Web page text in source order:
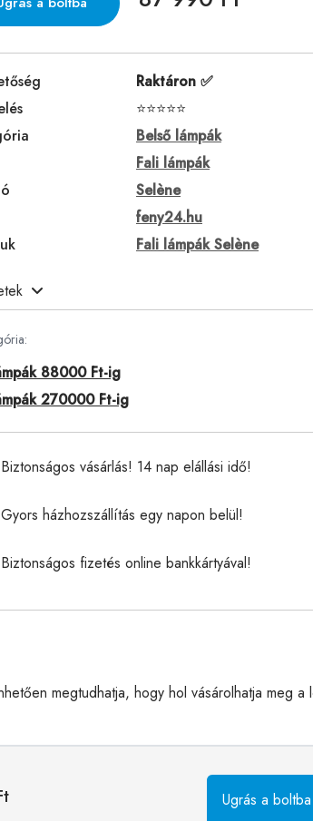
Raktáron ✅
⭐⭐⭐⭐⭐
Belső lámpák
Fali lámpák
Selène
feny24.hu
Fali lámpák Selène
88000 Ft-ig
270000 Ft-ig
Biztonságos vásárlás! 14 nap elállási idő!
Gyors házhozszállítás egy napon belül!
Biztonságos fizetés online bankkártyával!
megtudhatja, hogy hol vásárolhatja meg a
Ugrás a boltba